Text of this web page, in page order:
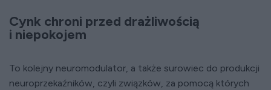
Cynk chroni przed drażliwością
i niepokojem
To kolejny neuromodulator, a także surowiec do produkcji
neuroprzekaźników, czyli związków, za pomocą których